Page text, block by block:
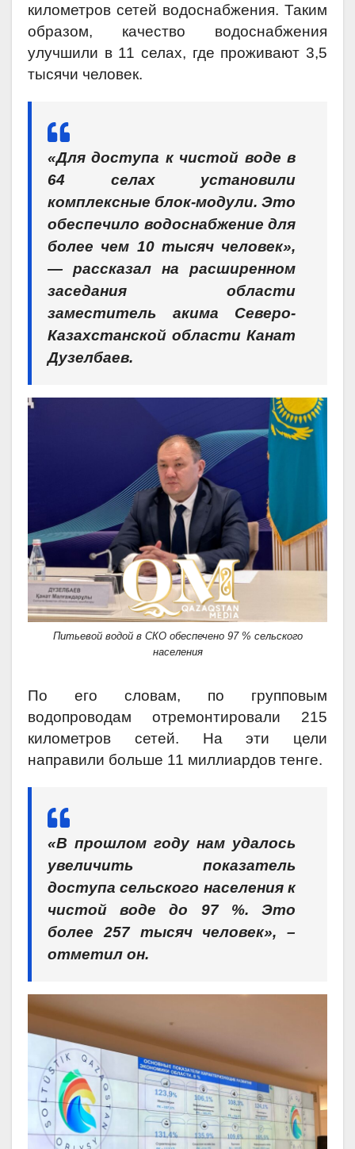
километров сетей водоснабжения. Таким
образом, качество водоснабжения
улучшили в 11 селах, где проживают 3,5
тысячи человек.
«Для доступа к чистой воде в
64 селах установили
комплексные блок-модули. Это
обеспечило водоснабжение для
более чем 10 тысяч человек»,
— рассказал на расширенном
заседания области
заместитель акима Северо-
Казахстанской области Канат
Дузелбаев.
Питьевой водой в СКО обеспечено 97 % сельского
населения
По его словам, по групповым
водопроводам отремонтировали 215
километров сетей. На эти цели
направили больше 11 миллиардов тенге.
«В прошлом году нам удалось
увеличить показатель
доступа сельского населения к
чистой воде до 97 %. Это
более 257 тысяч человек», –
отметил он.